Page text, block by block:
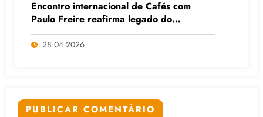
Encontro internacional de Cafés com
Paulo Freire reafirma legado do
educador popular
28.04.2026
PUBLICAR COMENTÁRIO